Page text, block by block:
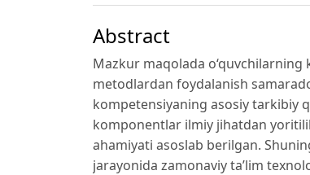
Abstract
Mazkur maqolada
metodlardan foydalanish
kompetensiyaning asosiy tarkibiy
komponentlar ilmiy jihatdan
ahamiyati asoslab berilgan.
jarayonida zamonaviy ta’lim